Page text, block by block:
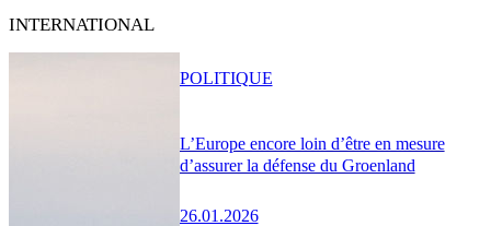
INTERNATIONAL
L’Europe encore loin d’être en mesure
d’assurer la défense du Groenland
26.01.2026
POLITIQUE